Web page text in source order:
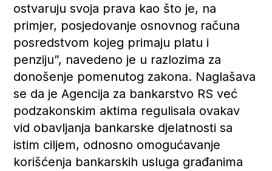
ostvaruju svoja prava kao što je, na
primjer, posjedovanje osnovnog računa
posredstvom kojeg primaju platu i
penziju”, navedeno je u razlozima za
donošenje pomenutog zakona. Naglašava
se da je Agencija za bankarstvo RS već
podzakonskim aktima regulisala ovakav
vid obavljanja bankarske djelatnosti sa
istim ciljem, odnosno omogućavanje
korišćenja bankarskih usluga građanima